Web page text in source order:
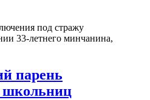
под стражу
33-летнего минчанина,
парень
школьниц